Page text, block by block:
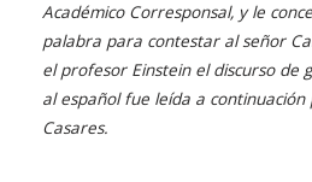
Académico Corresponsal, y le
palabra para contestar al señor
el profesor Einstein el discurso de
al español fue leída a continuación
Casares.